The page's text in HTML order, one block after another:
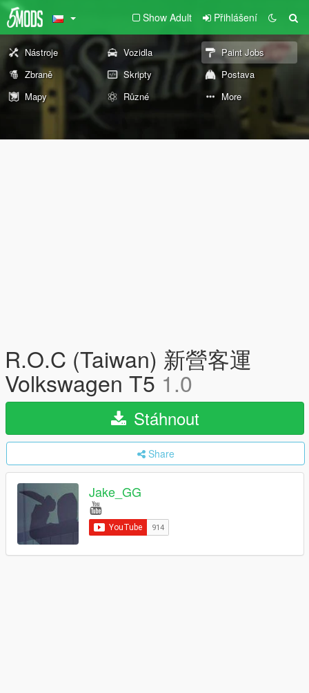
Show Adult Přihlášení
Nástroje Vozidla
Paint Jobs
Zbraně
Skripty
Postava
Mapy
Různé More
R.O.C (Taiwan) 新營客運
Volkswagen T5 1.0
Stáhnout
Share
Jake_GG